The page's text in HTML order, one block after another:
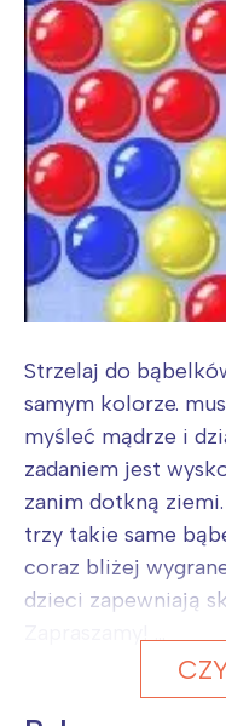
Strzelaj do
samym kolorze.
myśleć mądrze i
zadaniem jest
zanim dotkną
trzy takie same
coraz bliżej
dzieci zapewniają